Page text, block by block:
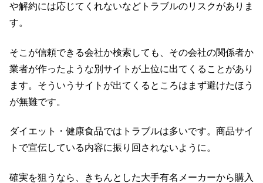
や解約には応じてくれないなどトラブルのリスクがありま
す。
そこが信頼できる会社か検索しても、その会社の関係者か
業者が作ったような別サイトが上位に出てくることがあり
ます。そういうサイトが出てくるところはまず避けたほう
が無難です。
ダイエット・健康食品ではトラブルは多いです。商品サイ
トで宣伝している内容に振り回されないように。
確実を狙うなら、きちんとした大手有名メーカーから購入